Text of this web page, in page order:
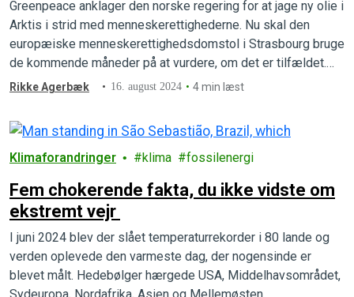
Greenpeace anklager den norske regering for at jage ny olie i
Arktis i strid med menneskerettighederne. Nu skal den
europæiske menneskerettighedsdomstol i Strasbourg bruge
de kommende måneder på at vurdere, om det er tilfældet.
Dommen forventes at falde senere i år og kan ikke ankes.
Rikke Agerbæk 16. august 2024 4 min læst
Klimaforandringer klima fossilenergi
Fem chokerende fakta, du ikke vidste om
ekstremt vejr
I juni 2024 blev der slået temperaturrekorder i 80 lande og
verden oplevede den varmeste dag, der nogensinde er
blevet målt. Hedebølger hærgede USA, Middelhavsområdet,